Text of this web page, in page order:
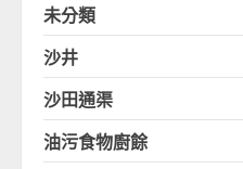
未分類
沙井
沙田通渠
油污食物廚餘